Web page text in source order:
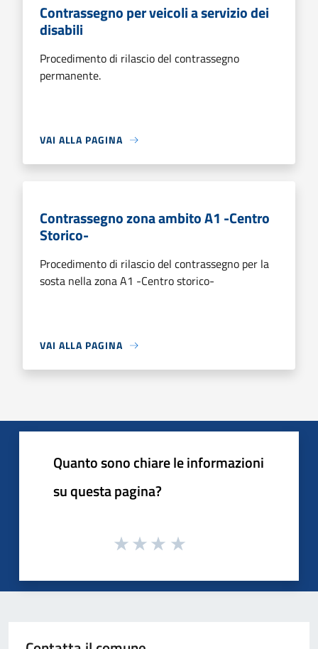
Contrassegno per veicoli a servizio dei
disabili
Procedimento di rilascio del contrassegno
permanente.
VAI ALLA PAGINA
Contrassegno zona ambito A1 -Centro
Storico-
Procedimento di rilascio del contrassegno per la
sosta nella zona A1 -Centro storico-
VAI ALLA PAGINA
Quanto sono chiare le informazioni
su questa pagina?